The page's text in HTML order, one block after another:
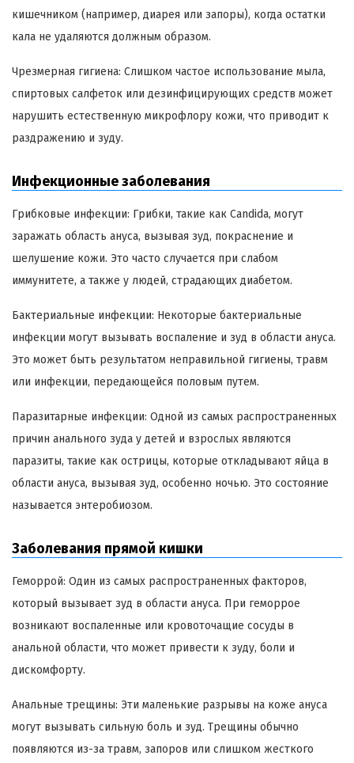
кишечником (например, диарея или запоры), когда остатки
кала не удаляются должным образом.
Чрезмерная гигиена: Слишком частое использование мыла,
спиртовых салфеток или дезинфицирующих средств может
нарушить естественную микрофлору кожи, что приводит к
раздражению и зуду.
Инфекционные заболевания
Грибковые инфекции: Грибки, такие как Candida, могут
заражать область ануса, вызывая зуд, покраснение и
шелушение кожи. Это часто случается при слабом
иммунитете, а также у людей, страдающих диабетом.
Бактериальные инфекции: Некоторые бактериальные
инфекции могут вызывать воспаление и зуд в области ануса.
Это может быть результатом неправильной гигиены, травм
или инфекции, передающейся половым путем.
Паразитарные инфекции: Одной из самых распространенных
причин анального зуда у детей и взрослых являются
паразиты, такие как острицы, которые откладывают яйца в
области ануса, вызывая зуд, особенно ночью. Это состояние
называется энтеробиозом.
Заболевания прямой кишки
Геморрой: Один из самых распространенных факторов,
который вызывает зуд в области ануса. При геморрое
возникают воспаленные или кровоточащие сосуды в
анальной области, что может привести к зуду, боли и
дискомфорту.
Анальные трещины: Эти маленькие разрывы на коже ануса
могут вызывать сильную боль и зуд. Трещины обычно
появляются из-за травм, запоров или слишком жесткого